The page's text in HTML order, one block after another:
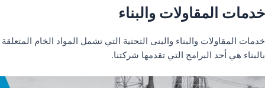
خدمات المقاولات والبناء
خدمات المقاولات والبناء والبنى التحتية التي تشمل المواد الخام المتعلقة
بالبناء هي أحد البرامج التي تقدمها شركتنا.